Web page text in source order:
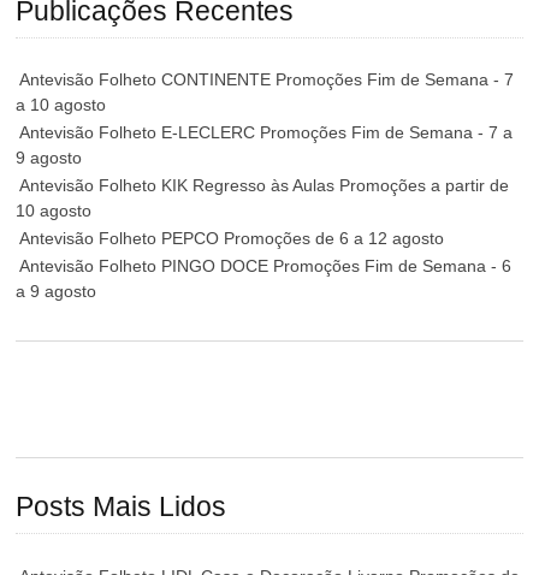
Publicações Recentes
Antevisão Folheto CONTINENTE Promoções Fim de Semana - 7
a 10 agosto
Antevisão Folheto E-LECLERC Promoções Fim de Semana - 7 a
9 agosto
Antevisão Folheto KIK Regresso às Aulas Promoções a partir de
10 agosto
Antevisão Folheto PEPCO Promoções de 6 a 12 agosto
Antevisão Folheto PINGO DOCE Promoções Fim de Semana - 6
a 9 agosto
Posts Mais Lidos